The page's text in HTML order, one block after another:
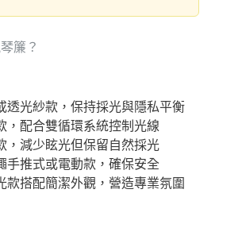
簾？
透光紗款，保持採光與隱私平衡
，配合雙循環系統控制光線
，減少眩光但保留自然採光
手推式或電動款，確保安全
款搭配簡潔外觀，營造專業氛圍